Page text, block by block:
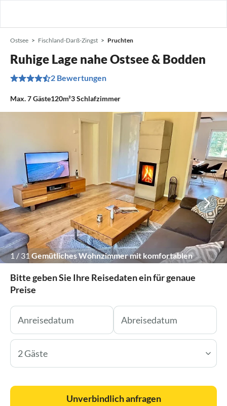
Ostsee Fischland-Darß-Zingst Pruchten
Ruhige Lage nahe Ostsee & Bodden
2 Bewertungen
Max.7Gäste120m²3Schlafzimmer
1 / 31 Gemütliches Wohnzimmer mit komfortablen
Bitte geben Sie Ihre Reisedaten ein für genaue
Preise
2 Gäste
Unverbindlich anfragen